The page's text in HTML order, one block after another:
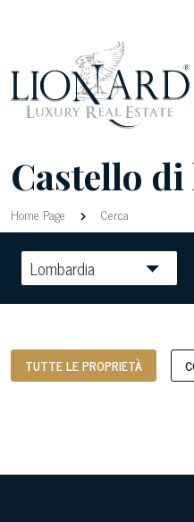
Castello
Home Page Cerca
Lombardia
TUTTE LE PROPRIETÀ